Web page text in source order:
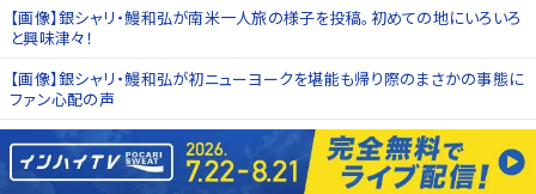
【画像】銀シャリ・鰻和弘が南米一人旅の様子を投稿。初めての地にいろいろ
と興味津々！
【画像】銀シャリ・鰻和弘が初ニューヨークを堪能も帰り際のまさかの事態に
ファン心配の声